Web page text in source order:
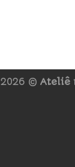
© Ateliê